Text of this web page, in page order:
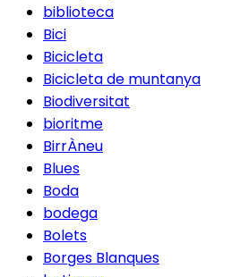
biblioteca
Bici
Bicicleta
Bicicleta de muntanya
Biodiversitat
bioritme
BirrÀneu
Blues
Boda
bodega
Bolets
Borges Blanques